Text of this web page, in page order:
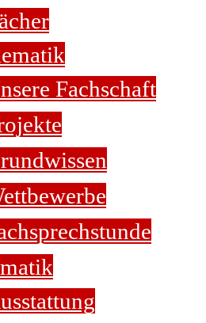
Fachschaft